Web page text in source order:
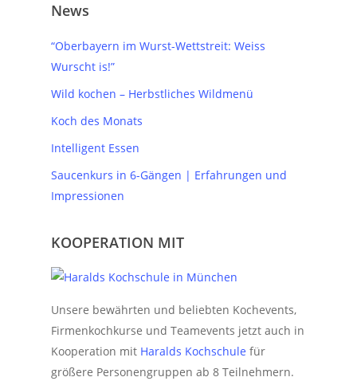
News
“Oberbayern im Wurst-Wettstreit: Weiss
Wurscht is!”
Wild kochen – Herbstliches Wildmenü
Koch des Monats
Intelligent Essen
Saucenkurs in 6-Gängen | Erfahrungen und
Impressionen
KOOPERATION MIT
Unsere bewährten und beliebten Kochevents,
Firmenkochkurse und Teamevents jetzt auch in
Kooperation mit Haralds Kochschule für
größere Personengruppen ab 8 Teilnehmern.